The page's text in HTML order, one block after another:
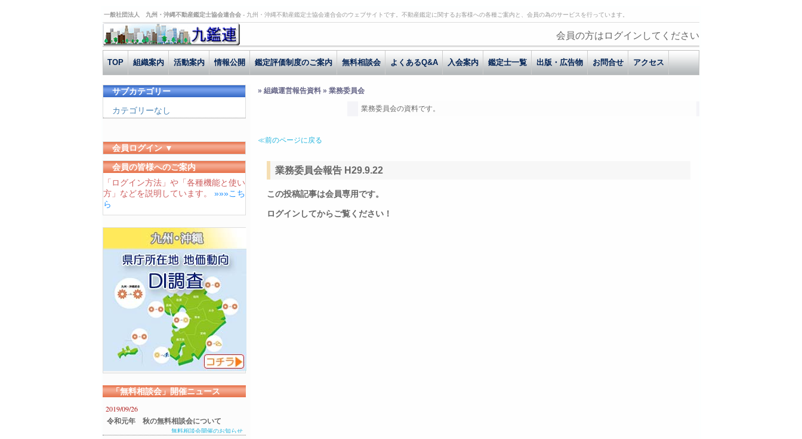
一般社団法人 九州・沖縄不動産鑑定士協会連合会 - 九州・沖縄不動産鑑定士協会連合会のウェブサイトです。不動産鑑定に関するお客様への各種ご案内と、会員の為のサービスを行っています。
会員の方はログインしてください
TOP 組織案内 活動案内 情報公開 鑑定評価制度のご案内 無料相談会 よくあるQ&A 入会案内 鑑定士一覧 出版・広告物 お問合せ アクセス
» 組織運営報告資料 » 業務委員会
業務委員会の資料です。
≪前のページに戻る
業務委員会報告 H29.9.22
この投稿記事は会員専用です。
ログインしてからご覧ください！
サブカテゴリー
カテゴリーなし
会員ログイン ▼
ユーザーID
パスワード
会員の皆様へのご案内
「ログイン方法」や「各種機能と使い
方」などを説明しています。 »»»こち
ら
「無料相談会」開催ニュース
2019/09/26
令和元年 秋の無料相談会について
無料相談会開催のお知らせ